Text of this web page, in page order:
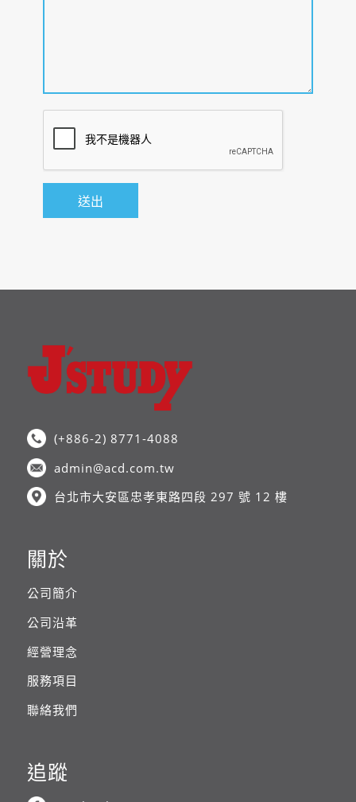
(+886-2) 8771-4088
admin@acd.com.tw
台北市大安區忠孝東路四段 297 號 12 樓
關於
公司簡介
公司沿革
經營理念
服務項目
聯絡我們
追蹤